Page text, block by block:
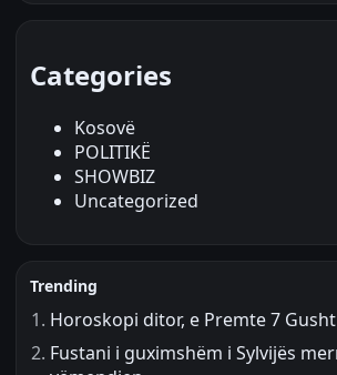
Categories
Kosovë
POLITIKË
SHOWBIZ
Uncategorized
Trending
Horoskopi ditor, e Premte 7
Fustani i guximshëm i Sylvijës